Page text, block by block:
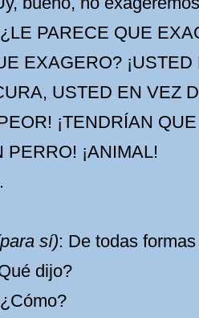
PARECE QUE
EXAGERO?
USTED EN VEZ
¡TENDRÍAN
PERRO! ¡ANIMAL!
sí): De todas
dijo?